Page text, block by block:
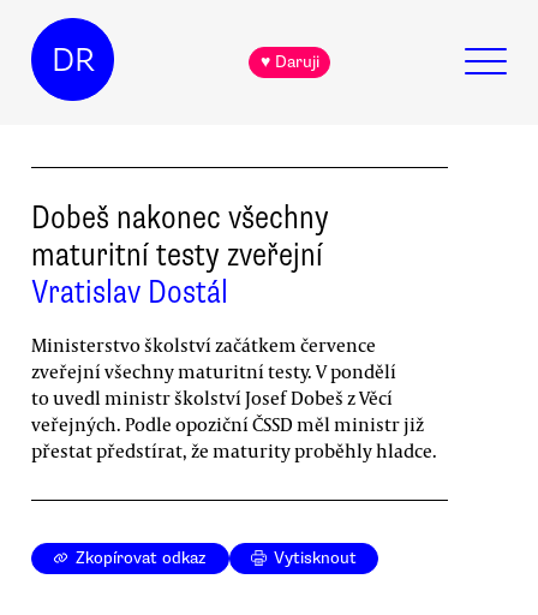
DR ♥ Daruji
Dobeš nakonec všechny
maturitní testy zveřejní
Vratislav Dostál
Ministerstvo školství začátkem července
zveřejní všechny maturitní testy. V pondělí
to uvedl ministr školství Josef Dobeš z Věcí
veřejných. Podle opoziční ČSSD měl ministr již
přestat předstírat, že maturity proběhly hladce.
Zkopírovat odkaz Vytisknout